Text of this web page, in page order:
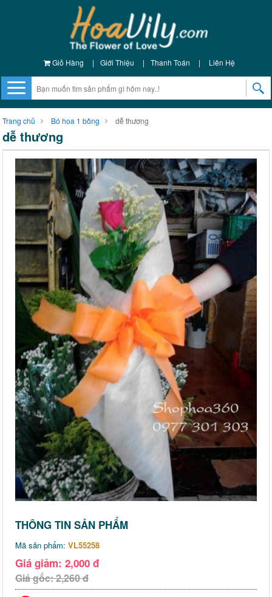
Giỏ Hàng | Giới Thiệu | Thanh Toán | Liên Hệ
Trang chủ Bó hoa 1 bông dễ thương
dễ thương
THÔNG TIN SẢN PHẨM
Mã sản phẩm: VL55258
Giá giảm: 2,000 đ
Giá gốc: 2,260 đ